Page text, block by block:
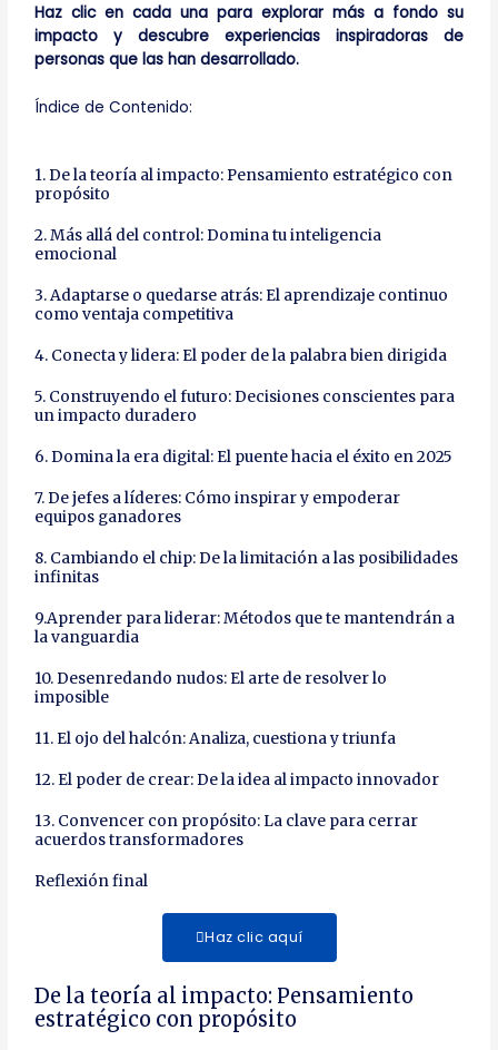
Haz clic en cada una para explorar más a fondo su
impacto y descubre experiencias inspiradoras de
personas que las han desarrollado.
Índice de Contenido:
1. De la teoría al impacto: Pensamiento estratégico con
propósito
2. Más allá del control: Domina tu inteligencia
emocional
3. Adaptarse o quedarse atrás: El aprendizaje continuo
como ventaja competitiva
4. Conecta y lidera: El poder de la palabra bien dirigida
5. Construyendo el futuro: Decisiones conscientes para
un impacto duradero
6. Domina la era digital: El puente hacia el éxito en 2025
7. De jefes a líderes: Cómo inspirar y empoderar
equipos ganadores
8. Cambiando el chip: De la limitación a las posibilidades
infinitas
9.Aprender para liderar: Métodos que te mantendrán a
la vanguardia
10. Desenredando nudos: El arte de resolver lo
imposible
11. El ojo del halcón: Analiza, cuestiona y triunfa
12. El poder de crear: De la idea al impacto innovador
13. Convencer con propósito: La clave para cerrar
acuerdos transformadores
Reflexión final
Haz clic aquí
De la teoría al impacto: Pensamiento
estratégico con propósito